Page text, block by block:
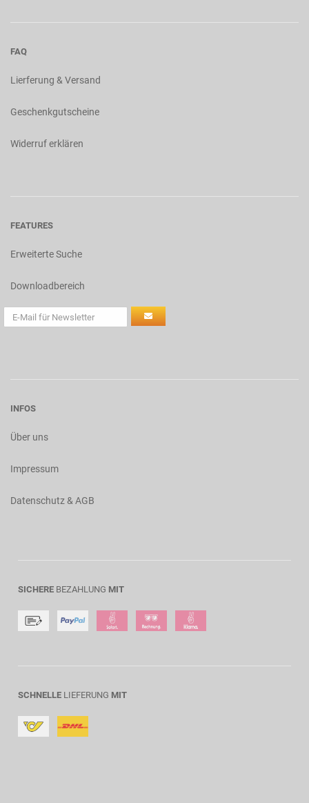
FAQ
Lierferung & Versand
Geschenkgutscheine
Widerruf erklären
FEATURES
Erweiterte Suche
Downloadbereich
INFOS
Über uns
Impressum
Datenschutz & AGB
SICHERE BEZAHLUNG MIT
SCHNELLE LIEFERUNG MIT